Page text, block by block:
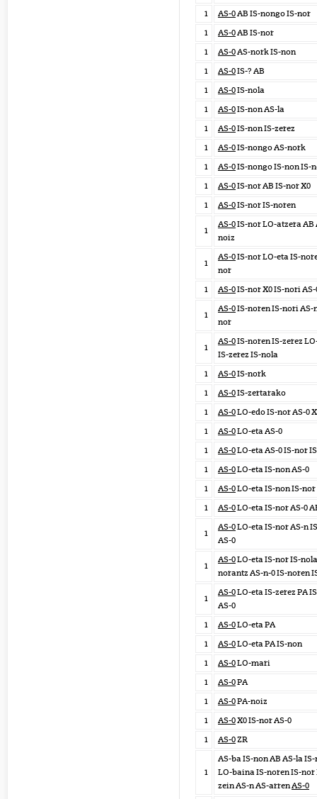
1
AS-0AB IS-nongo IS-nor
1
AS-0AB IS-nor
1
AS-0AS-nork IS-non
1
AS-0IS-? AB
1
AS-0IS-nola
1
AS-0IS-non AS-la
1
AS-0IS-non IS-zerez
1
AS-0IS-nongo AS-nork
1
AS-0IS-nongo IS-non IS-
1
AS-0IS-nor AB IS-nor X0
1
AS-0IS-nor IS-noren
1
AS-0IS-nor LO-atzera AB
noiz
1
AS-0IS-nor LO-eta IS-
nor
1
AS-0IS-nor X0 IS-nori AS-
1
AS-0IS-noren IS-nori AS-
nor
1
AS-0IS-noren IS-zerez
IS-zerez IS-nola
1
AS-0IS-nork
1
AS-0IS-zertarako
1
AS-0LO-edo IS-nor AS-0
1
AS-0LO-eta AS-0
1
AS-0LO-eta AS-0 IS-nor
1
AS-0LO-eta IS-non AS-0
1
AS-0LO-eta IS-non IS-nor
1
AS-0LO-eta IS-nor AS-0
1
AS-0LO-eta IS-nor AS-n
AS-0
1
AS-0LO-eta IS-nor IS-
norantz AS-n-0 IS-noren
1
AS-0LO-eta IS-zerez PA
AS-0
1
AS-0LO-eta PA
1
AS-0LO-eta PA IS-non
1
AS-0LO-mari
1
AS-0PA
1
AS-0PA-noiz
1
AS-0X0 IS-nor AS-0
1
AS-0ZR
1
AS-ba IS-non AB AS-la
LO-baina IS-noren IS-nor
zein AS-n AS-arrenAS-0